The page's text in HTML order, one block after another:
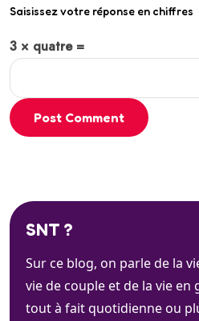
Saisissez votre réponse en chiffres
3 × quatre =
Post Comment
SNT ?
Sur ce blog, on parle de la
vie de couple et de la vie en
tout à fait quotidienne ou